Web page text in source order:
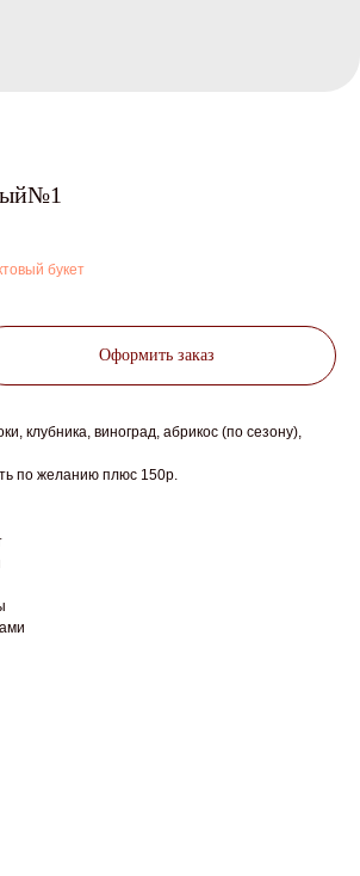
букет
Оформить заказ
клубника, виноград, абрикос (по сезону),
по желанию плюс 150р.